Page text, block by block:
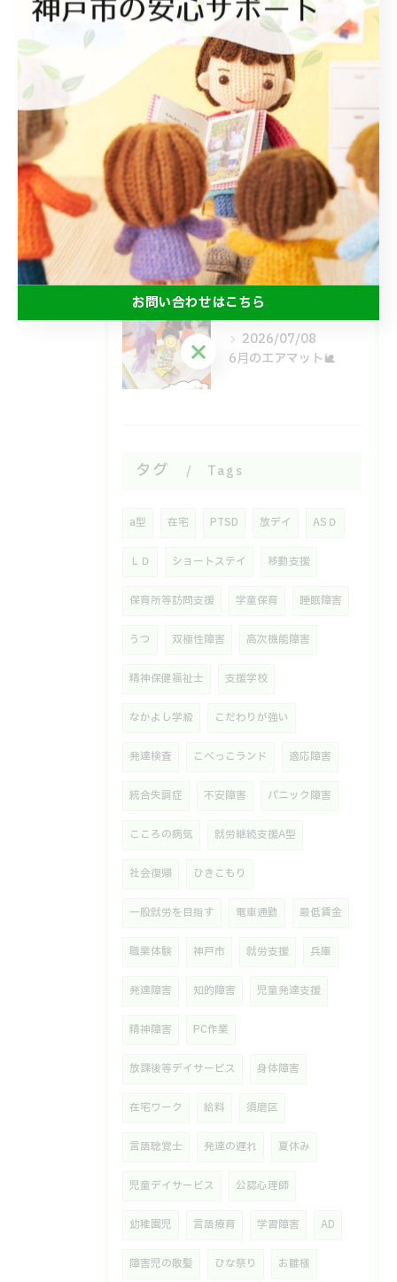
最近の投稿
Recent
2026/07/18
みんなで食べるとおいしいね😋
2026/07/15
よいしょ！ごろごろ！体幹運動🙌
2026/07/08
6月のエアマット🐌
タグ Tags
a型 在宅 PTSD 放デイ ASＤ
ＬＤ ショートステイ 移動支援
保育所等訪問支援 学童保育 睡眠障害
うつ 双極性障害 高次機能障害
精神保健福祉士 支援学校
なかよし学級 こだわりが強い
発達検査 こべっこランド 適応障害
統合失調症 不安障害 パニック障害
こころの病気 就労継続支援A型
社会復帰 ひきこもり
一般就労を目指す 電車通勤 最低賃金
職業体験 神戸市 就労支援 兵庫
発達障害 知的障害 児童発達支援
精神障害 PC作業
放課後等デイサービス 身体障害
在宅ワーク 給料 須磨区
言語聴覚士 発達の遅れ 夏休み
児童デイサービス 公認心理師
幼稚園児 言語療育 学習障害 AD
障害児の散髪 ひな祭り お雛様
お問い合わせはこちら
お問い合わせはこちら